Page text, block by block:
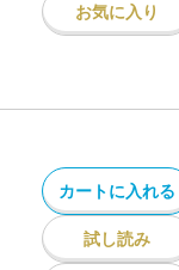
お気に入り
カートに入れる
試し読み